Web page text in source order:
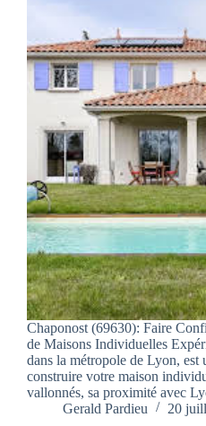
Chaponost (69630): Faire
de Maisons Individuelles
dans la métropole de Lyon, est
construire votre maison
vallonnés, sa proximité avec
Gerald Pardieu
20